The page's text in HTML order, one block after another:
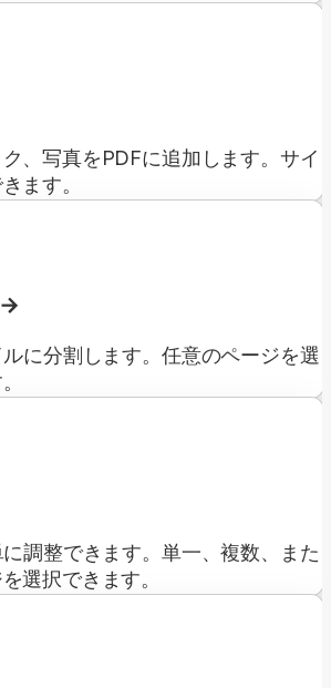
、写真をPDFに追加します。サイ
ます。
に分割します。任意のページを選
調整できます。単一、複数、また
選択できます。